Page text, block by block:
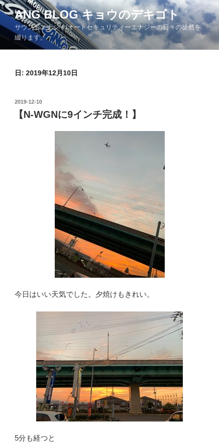
コ
ン
テ
ツ
ANG BLOG キョウのデキゴト
サウンドエナジー/オートセキュリティーエナジーの日々の徒然を
綴ります。
日: 2019年12月10日
投
稿
日:
2019-12-10
【N-WGNに9インチ完成！】
今日はいい天気でした。夕焼けもきれい。
5分も経つと